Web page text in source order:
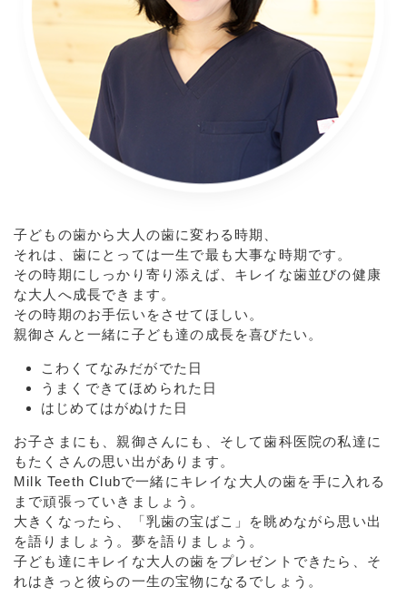
子どもの歯から大人の歯に変わる時期、
それは、歯にとっては一生で最も大事な時期です。
その時期にしっかり寄り添えば、キレイな歯並びの健康
な大人へ成長できます。
その時期のお手伝いをさせてほしい。
親御さんと一緒に子ども達の成長を喜びたい。
こわくてなみだがでた日
うまくできてほめられた日
はじめてはがぬけた日
お子さまにも、親御さんにも、そして歯科医院の私達に
もたくさんの思い出があります。
Milk Teeth Clubで一緒にキレイな大人の歯を手に入れる
まで頑張っていきましょう。
大きくなったら、「乳歯の宝ばこ」を眺めながら思い出
を語りましょう。夢を語りましょう。
子ども達にキレイな大人の歯をプレゼントできたら、そ
れはきっと彼らの一生の宝物になるでしょう。